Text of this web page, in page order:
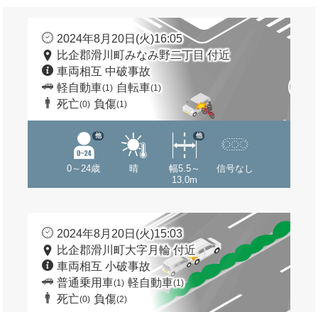
2024年8月20日(火)16:05
比企郡滑川町みなみ野二丁目 付近
車両相互 中破事故
軽自動車(1) 自転車(1)
死亡(0) 負傷(1)
0～24歳
他
晴
幅5.5～
13.0m
他
信号なし
2024年8月20日(火)15:03
比企郡滑川町大字月輪 付近
車両相互 小破事故
普通乗用車(1) 軽自動車(1)
死亡(0) 負傷(2)